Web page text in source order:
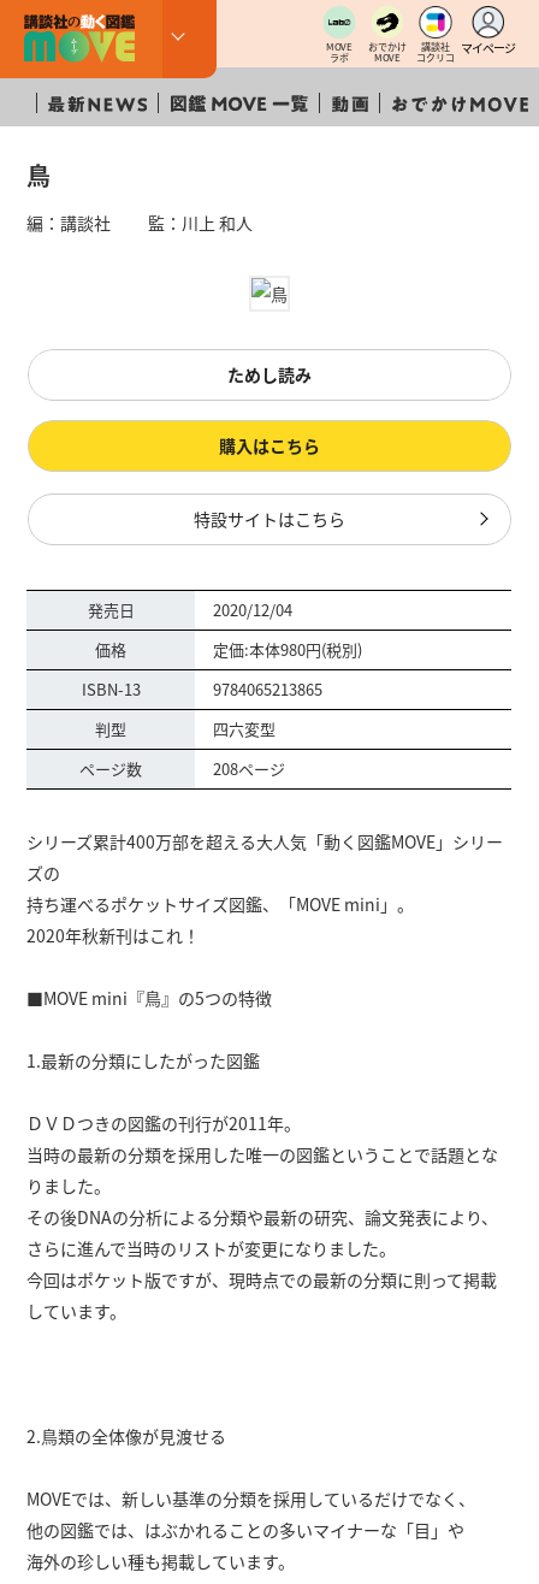
MOVE
ラボ
おでかけ
MOVE
講談社
コクリコ
マイページ
鳥
編：講談社 監：川上 和人
ためし読み
購入はこちら
特設サイトはこちら
発売日
2020/12/04
価格
定価:本体980円(税別)
ISBN-13
9784065213865
判型
四六変型
ページ数
208ページ
シリーズ累計400万部を超える大人気「動く図鑑MOVE」シリー
ズの
持ち運べるポケットサイズ図鑑、「MOVE mini」。
2020年秋新刊はこれ！
■MOVE mini『鳥』の5つの特徴
1.最新の分類にしたがった図鑑
ＤＶＤつきの図鑑の刊行が2011年。
当時の最新の分類を採用した唯一の図鑑ということで話題とな
りました。
その後DNAの分析による分類や最新の研究、論文発表により、
さらに進んで当時のリストが変更になりました。
今回はポケット版ですが、現時点での最新の分類に則って掲載
しています。
2.鳥類の全体像が見渡せる
MOVEでは、新しい基準の分類を採用しているだけでなく、
他の図鑑では、はぶかれることの多いマイナーな「目」や
海外の珍しい種も掲載しています。